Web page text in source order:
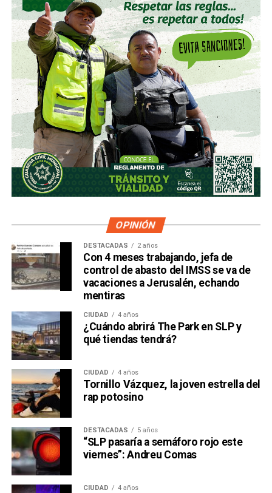
OPINIÓN
DESTACADAS 2 años
Con 4 meses trabajando, jefa de
control de abasto del IMSS se va de
vacaciones a Jerusalén, echando
mentiras
CIUDAD 4 años
¿Cuándo abrirá The Park en SLP y
qué tiendas tendrá?
CIUDAD 4 años
Tornillo Vázquez, la joven estrella del
rap potosino
DESTACADAS 5 años
“SLP pasaría a semáforo rojo este
viernes”: Andreu Comas
CIUDAD 4 años